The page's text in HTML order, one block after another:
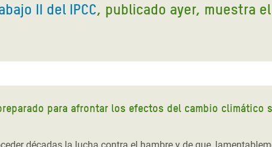
II del IPCC, publicado ayer, muestra
para afrontar los efectos del cambio climático